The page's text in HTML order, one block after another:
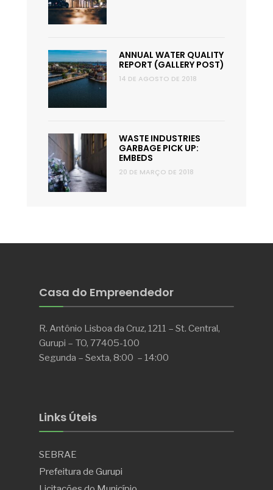
ANNUAL WATER QUALITY
REPORT (GALLERY POST)
14 DE AGOSTO DE 2018
WASTE INDUSTRIES
GARBAGE PICK UP:
EMBEDS
20 DE MARÇO DE 2018
Casa do Empreendedor
R. Antônio Lisboa da Cruz, 1211 – St. Central,
Gurupi – TO, 77405-100
Segunda – Sexta, 8:00 – 14:00
Links Úteis
SEBRAE
Prefeitura de Gurupi